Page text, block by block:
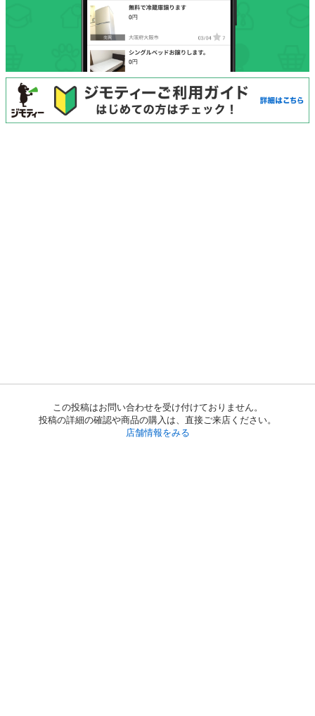
この投稿はお問い合わせを受け付けておりません。
投稿の詳細の確認や商品の購入は、直接ご来店ください。
店舗情報をみる